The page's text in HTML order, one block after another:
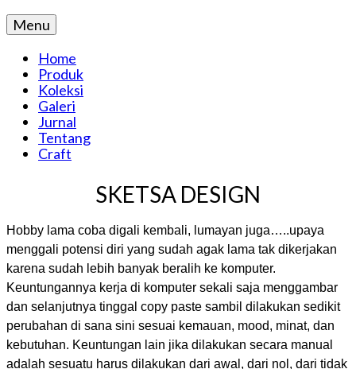
Menu
Home
Produk
Koleksi
Galeri
Jurnal
Tentang
Craft
SKETSA DESIGN
Hobby lama coba digali kembali, lumayan juga…..upaya
menggali potensi diri yang sudah agak lama tak dikerjakan
karena sudah lebih banyak beralih ke komputer.
Keuntungannya kerja di komputer sekali saja menggambar
dan selanjutnya tinggal copy paste sambil dilakukan sedikit
perubahan di sana sini sesuai kemauan, mood, minat, dan
kebutuhan. Keuntungan lain jika dilakukan secara manual
adalah sesuatu harus dilakukan dari awal, dari nol, dari tidak